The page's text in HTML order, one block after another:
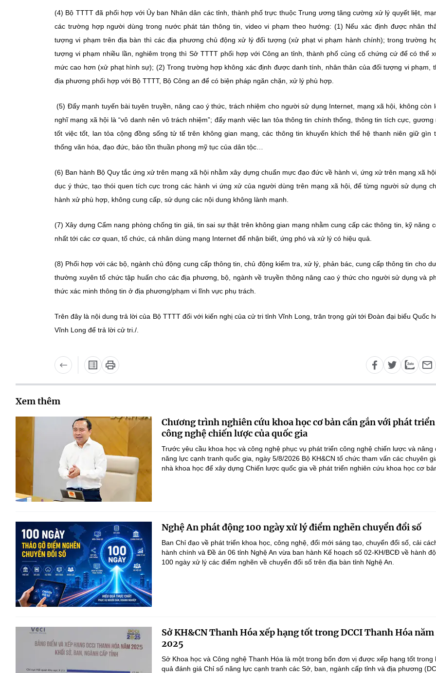
(4) Bộ TTTT đã phối hợp với Ủy ban Nhân dân các tỉnh, thành phố trực thuộc Trung ương tăng cường xử lý quyết liệt,
các trường hợp người dùng trong nước phát tán thông tin, video vi phạm theo hướng: (1) Nếu xác định được nhân
tượng vi phạm trên địa bàn thì các địa phương chủ động xử lý đối tượng (xử phạt vi phạm hành chính); trong trường
tượng vi phạm nhiều lần, nghiêm trọng thì Sở TTTT phối hợp với Công an tỉnh, thành phố củng cố chứng cứ để có thể
mức cao hơn (xử phạt hình sự); (2) Trong trường hợp không xác định được danh tính, nhân thân của đối tượng vi phạm,
địa phương phối hợp với Bộ TTTT, Bộ Công an để có biện pháp ngăn chặn, xử lý phù hợp.
(5) Đẩy mạnh tuyến bài tuyên truyền, nâng cao ý thức, trách nhiệm cho người sử dụng Internet, mạng xã hội, không còn
nghĩ mạng xã hội là “vô danh nên vô trách nhiệm”; đẩy mạnh việc lan tỏa thông tin chính thống, thông tin tích cực, gương
tốt việc tốt, lan tỏa cộng đồng sống tử tế trên không gian mạng, các thông tin khuyến khích thế hệ thanh niên giữ gìn
thống văn hóa, đạo đức, bảo tồn thuần phong mỹ tục của dân tộc…
(6) Ban hành Bộ Quy tắc ứng xử trên mạng xã hội nhằm xây dựng chuẩn mực đạo đức về hành vi, ứng xử trên mạng xã
dục ý thức, tạo thói quen tích cực trong các hành vi ứng xử của người dùng trên mạng xã hội, để từng người sử dụng
hành xử phù hợp, không cung cấp, sử dụng các nội dung không lành mạnh.
(7) Xây dựng Cẩm nang phòng chống tin giả, tin sai sự thật trên không gian mạng nhằm cung cấp các thông tin, kỹ năng
nhất tới các cơ quan, tổ chức, cá nhân dùng mạng Internet để nhận biết, ứng phó và xử lý có hiệu quả.
(8) Phối hợp với các bộ, ngành chủ động cung cấp thông tin, chủ động kiểm tra, xử lý, phản bác, cung cấp thông tin cho
thường xuyên tổ chức tập huấn cho các địa phương, bộ, ngành về truyền thông nâng cao ý thức cho người sử dụng và
thức xác minh thông tin ở địa phương/phạm vi lĩnh vực phụ trách.
Trên đây là nội dung trả lời của Bộ TTTT đối với kiến nghị của cử tri tỉnh Vĩnh Long, trân trọng gửi tới Đoàn đại biểu Quốc
Vĩnh Long để trả lời cử tri./.
Xem thêm
Chương trình nghiên cứu khoa học cơ bản cần gắn với phát triển
công nghệ chiến lược của quốc gia
Trước yêu cầu khoa học và công nghệ phục vụ phát triển công nghệ chiến lược và nâng
năng lực cạnh tranh quốc gia, ngày 5/8/2026 Bộ KH&CN tổ chức tham vấn các chuyên
nhà khoa học để xây dựng Chiến lược quốc gia về phát triển nghiên cứu khoa học cơ
Nghệ An phát động 100 ngày xử lý điểm nghẽn chuyển đổi số
Ban Chỉ đạo về phát triển khoa học, công nghệ, đổi mới sáng tạo, chuyển đổi số, cải
hành chính và Đề án 06 tỉnh Nghệ An vừa ban hành Kế hoạch số 02-KH/BCĐ về hành
100 ngày xử lý các điểm nghẽn về chuyển đổi số trên địa bàn tỉnh Nghệ An.
Sở KH&CN Thanh Hóa xếp hạng tốt trong DCCI Thanh Hóa năm
2025
Sở Khoa học và Công nghệ Thanh Hóa là một trong bốn đơn vị được xếp hạng tốt trong
quả đánh giá Chỉ số năng lực cạnh tranh các Sở, ban, ngành cấp tỉnh và địa phương